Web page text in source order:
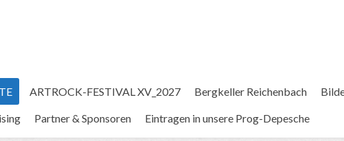
ARTROCK-FESTIVAL XV_2027 Bergkeller Reichenbach
Partner & Sponsoren Eintragen in unsere Prog-Depesche